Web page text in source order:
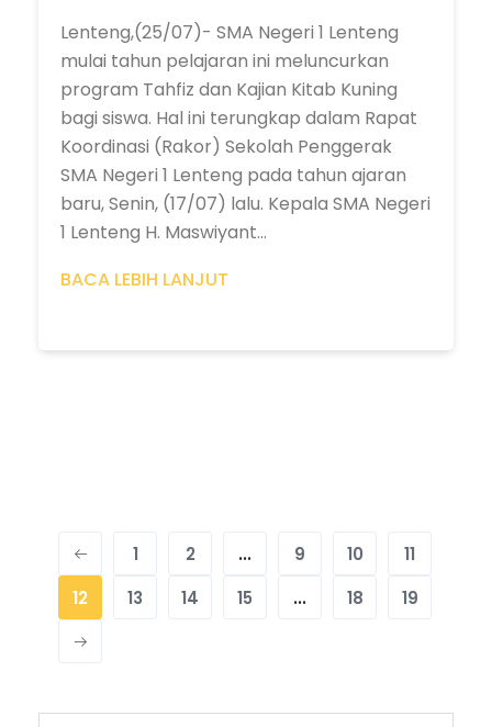
Lenteng,(25/07)- SMA Negeri 1 Lenteng
mulai tahun pelajaran ini meluncurkan
program Tahfiz dan Kajian Kitab Kuning
bagi siswa. Hal ini terungkap dalam Rapat
Koordinasi (Rakor) Sekolah Penggerak
SMA Negeri 1 Lenteng pada tahun ajaran
baru, Senin, (17/07) lalu. Kepala SMA Negeri
1 Lenteng H. Maswiyant...
BACA LEBIH LANJUT
1 2 ... 9 10
11
12
13 14 15 ... 18 19